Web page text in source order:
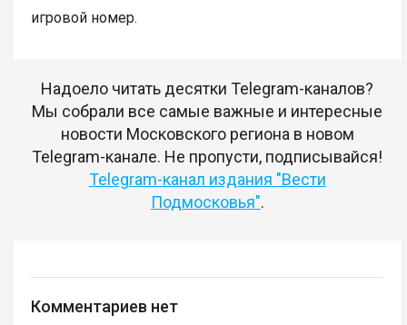
игровой номер.
Надоело читать десятки Telegram-каналов?
Мы собрали все самые важные и интересные
новости Московского региона в новом
Telegram-канале. Не пропусти, подписывайся!
Telegram-канал издания "Вести
Подмосковья".
Комментариев нет